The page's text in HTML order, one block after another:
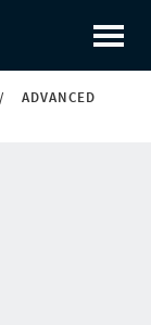
/
ADVANCED